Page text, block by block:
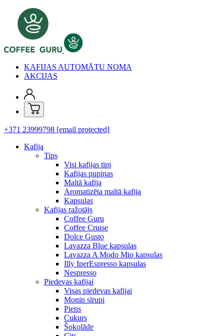
KAFIJAS AUTOMĀTU NOMA
AKCIJAS
+371 23999798 [email protected]
Kafija
Tips
Visi kafijas tipi
Kafijas pupiņas
Maltā kafija
Aromatizēta maltā kafija
Kapsulas
Kafijas ražotājs
Coffee Guru
Coffee Cruise
Dolce Gusto
Lavazza Blue kapsulas
Lavazza A Modo Mio kapsulas
Illy IperEspresso kapsulas
Nespresso
Piedevas kafijai
Visas piedevas kafijai
Monin sīrupi
Piens
Cukurs
Šokolāde